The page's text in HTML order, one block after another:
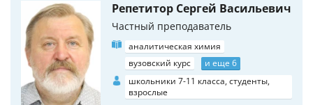
Репетитор Сергей Васильевич
Частный преподаватель
аналитическая химия
вузовский курс
и еще 6
школьники 7-11 класса, студенты,
взрослые